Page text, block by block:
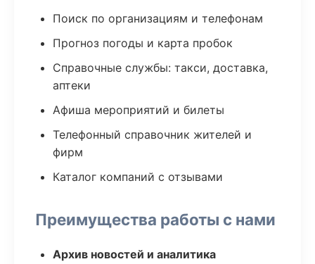
Поиск по организациям и телефонам
Прогноз погоды и карта пробок
Справочные службы: такси, доставка,
аптеки
Афиша мероприятий и билеты
Телефонный справочник жителей и
фирм
Каталог компаний с отзывами
Преимущества работы с нами
Архив новостей и аналитика